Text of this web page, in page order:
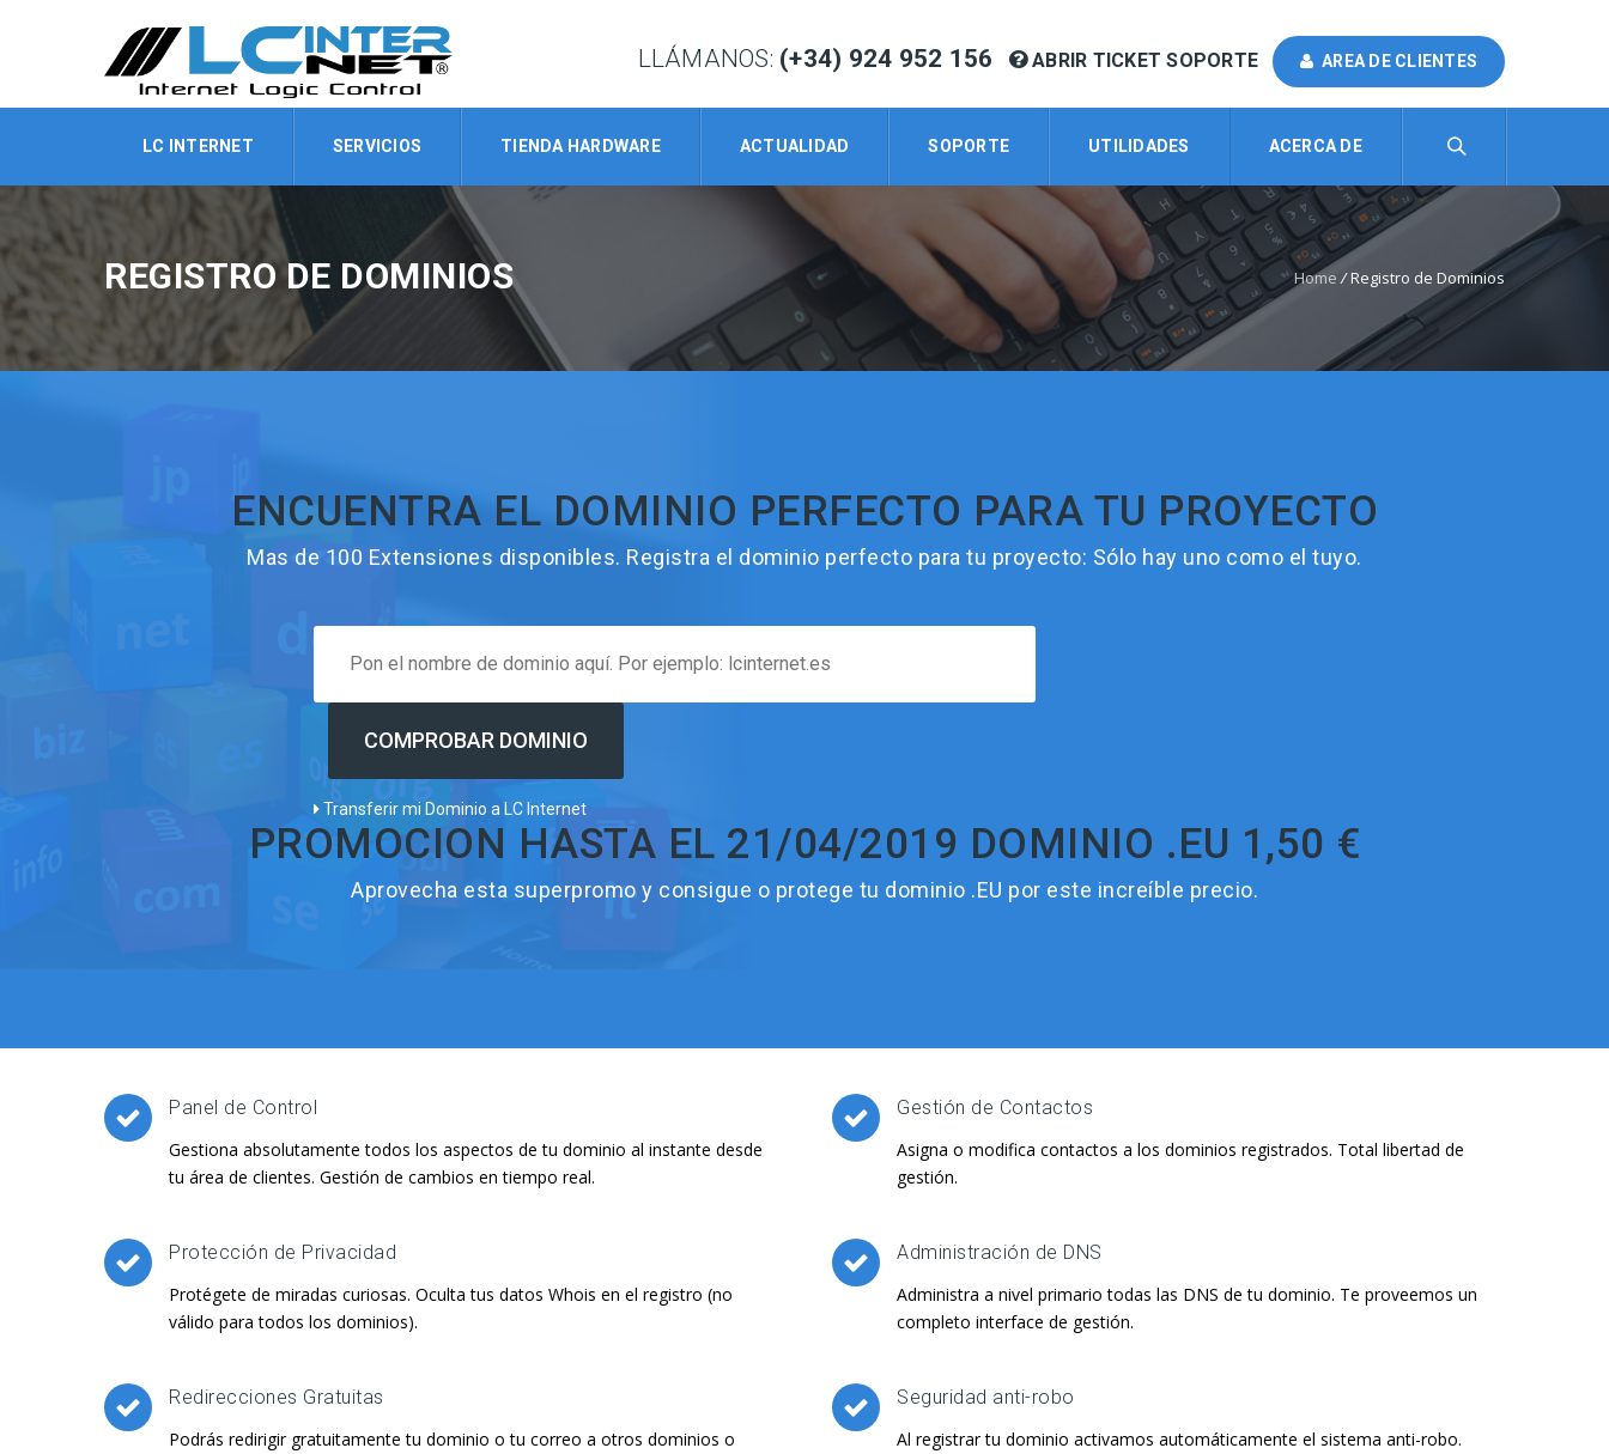
LLÁMANOS: (+34) 924 952 156 ABRIR TICKET SOPORTE AREA DE CLIENTES
LC INTERNET SERVICIOS TIENDA HARDWARE ACTUALIDAD SOPORTE UTILIDADES ACERCA DE
REGISTRO DE DOMINIOS Home / Registro de Dominios
ENCUENTRA EL DOMINIO PERFECTO PARA TU PROYECTO
Mas de 100 Extensiones disponibles. Registra el dominio perfecto para tu proyecto: Sólo hay uno como el tuyo.
Transferir mi Dominio a LC Internet
PROMOCION HASTA EL 21/04/2019 DOMINIO .EU 1,50 €
Aprovecha esta superpromo y consigue o protege tu dominio .EU por este increíble precio.
Panel de Control
Gestiona absolutamente todos los aspectos de tu dominio al instante desde
tu área de clientes. Gestión de cambios en tiempo real.
Protección de Privacidad
Protégete de miradas curiosas. Oculta tus datos Whois en el registro (no
válido para todos los dominios).
Redirecciones Gratuitas
Podrás redirigir gratuitamente tu dominio o tu correo a otros dominios o
Gestión de Contactos
Asigna o modifica contactos a los dominios registrados. Total libertad de
gestión.
Administración de DNS
Administra a nivel primario todas las DNS de tu dominio. Te proveemos un
completo interface de gestión.
Seguridad anti-robo
Al registrar tu dominio activamos automáticamente el sistema anti-robo.